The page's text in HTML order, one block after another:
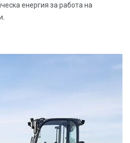
енергия за работа на